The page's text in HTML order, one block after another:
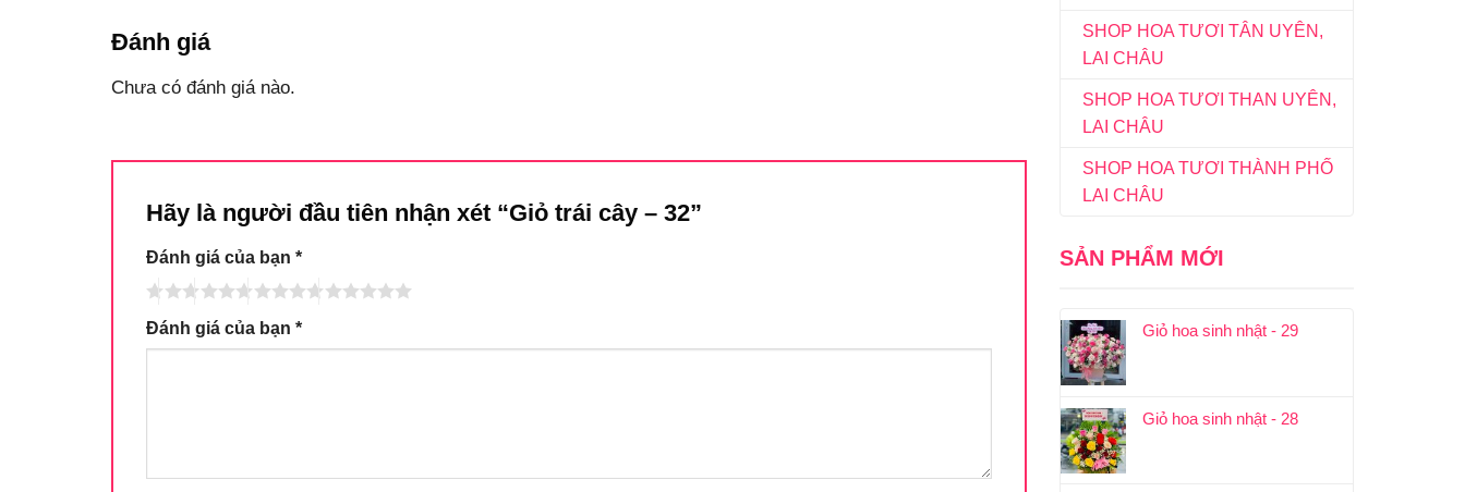
SHOP HOA TƯƠI TÂN UYÊN,
LAI CHÂU
SHOP HOA TƯƠI THAN UYÊN,
LAI CHÂU
SHOP HOA TƯƠI THÀNH PHỐ
LAI CHÂU
SẢN PHẨM MỚI
Giỏ hoa sinh nhật - 29
Giỏ hoa sinh nhật - 28
Đánh giá
Chưa có đánh giá nào.
Hãy là người đầu tiên nhận xét “Giỏ trái cây – 32”
Đánh giá của bạn *
Đánh giá của bạn *